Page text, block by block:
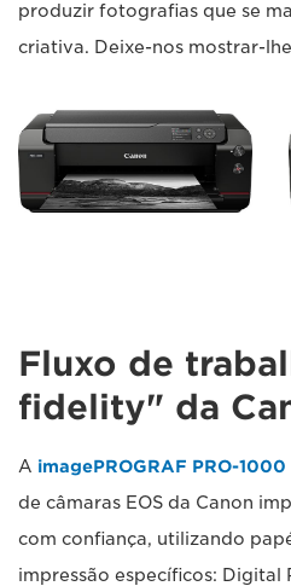
produzir fotografias que se
criativa. Deixe-nos mostrar-
Fluxo de
fidelity" da
A imagePROGRAF PRO-1000
de câmaras EOS da Canon
com confiança, utilizando
impressão específicos: Digital